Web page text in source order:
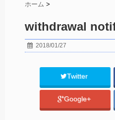
ホーム >
withdrawal
2018/01/27
Twitter
Google+